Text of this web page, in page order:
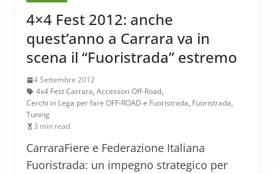
4×4 Fest 2012: anche
quest’anno a Carrara va in
scena il “Fuoristrada” estremo
4 Settembre 2012
4x4 Fest Carrara, Accessori Off-Road,
Cerchi in Lega per fare OFF-ROAD e Fuoristrada, Fuoristrada,
Tuning
3 min read
CarraraFiere e Federazione Italiana
Fuoristrada: un impegno strategico per